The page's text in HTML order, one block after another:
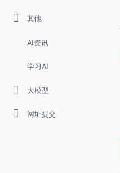
其他
AI资讯
学习AI
大模型
网址提交